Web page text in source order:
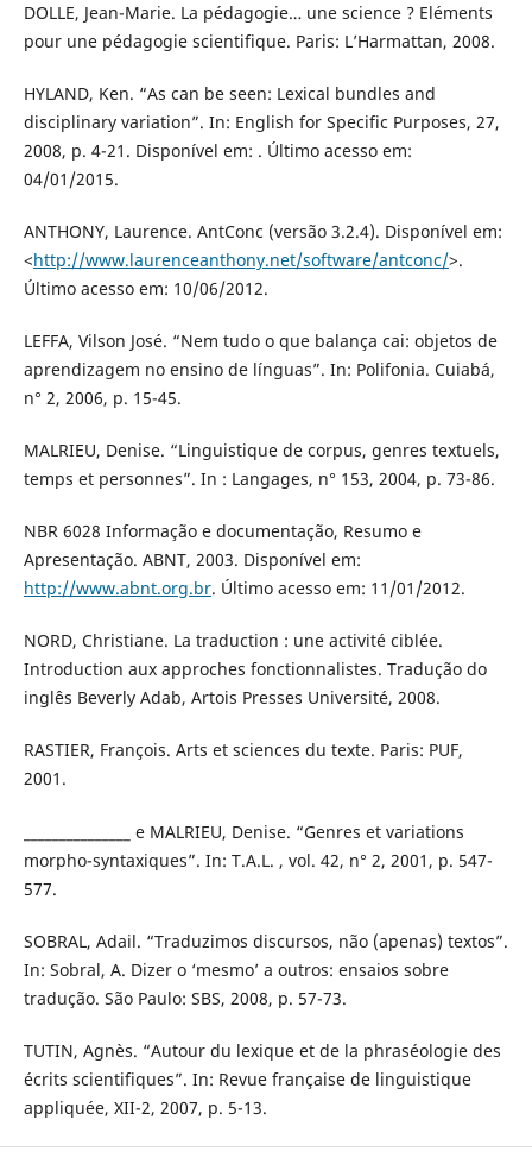
DOLLE, Jean-Marie. La pédagogie… une science ? Eléments
pour une pédagogie scientifique. Paris: L’Harmattan, 2008.
HYLAND, Ken. “As can be seen: Lexical bundles and
disciplinary variation”. In: English for Specific Purposes, 27,
2008, p. 4-21. Disponível em: . Último acesso em:
04/01/2015.
ANTHONY, Laurence. AntConc (versão 3.2.4). Disponível em:
<http://www.laurenceanthony.net/software/antconc/>.
Último acesso em: 10/06/2012.
LEFFA, Vilson José. “Nem tudo o que balança cai: objetos de
aprendizagem no ensino de línguas”. In: Polifonia. Cuiabá,
n° 2, 2006, p. 15-45.
MALRIEU, Denise. “Linguistique de corpus, genres textuels,
temps et personnes”. In : Langages, n° 153, 2004, p. 73-86.
NBR 6028 Informação e documentação, Resumo e
Apresentação. ABNT, 2003. Disponível em:
http://www.abnt.org.br. Último acesso em: 11/01/2012.
NORD, Christiane. La traduction : une activité ciblée.
Introduction aux approches fonctionnalistes. Tradução do
inglês Beverly Adab, Artois Presses Université, 2008.
RASTIER, François. Arts et sciences du texte. Paris: PUF,
2001.
_______________ e MALRIEU, Denise. “Genres et variations
morpho-syntaxiques”. In: T.A.L. , vol. 42, n° 2, 2001, p. 547-
577.
SOBRAL, Adail. “Traduzimos discursos, não (apenas) textos”.
In: Sobral, A. Dizer o ‘mesmo’ a outros: ensaios sobre
tradução. São Paulo: SBS, 2008, p. 57-73.
TUTIN, Agnès. “Autour du lexique et de la phraséologie des
écrits scientifiques”. In: Revue française de linguistique
appliquée, XII-2, 2007, p. 5-13.